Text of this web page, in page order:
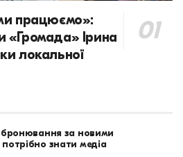
працюємо»:
«Громада» Ірина
локальної
бронювання за новими
знати медіа